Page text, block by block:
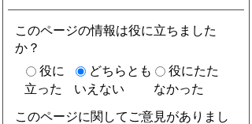
このページの情報は役に立ちました
か？
役に
立った
どちらとも
いえない
役にたた
なかった
このページに関してご意見がありまし